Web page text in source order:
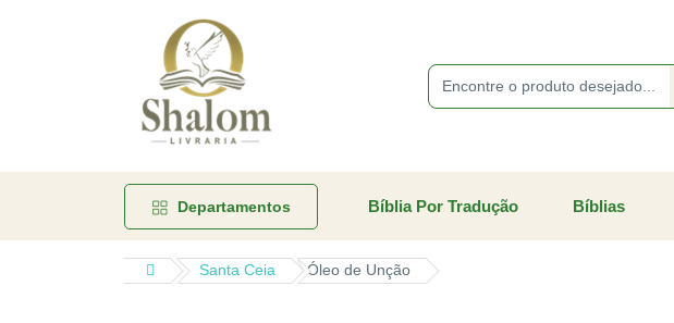
Departamentos Bíblia Por Tradução Bíblias
Santa Ceia Óleo de Unção